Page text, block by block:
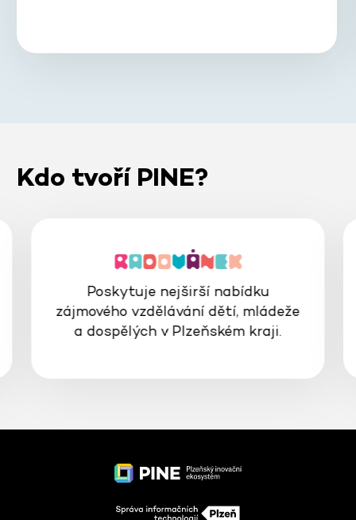
Kdo tvoří PINE?
Poskytuje nejširší nabídku
zájmového vzdělávání dětí, mládeže
a dospělých v Plzeňském kraji.